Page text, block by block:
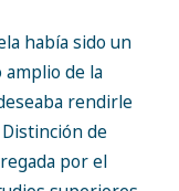
había sido un
de la
rendirle
de
por el